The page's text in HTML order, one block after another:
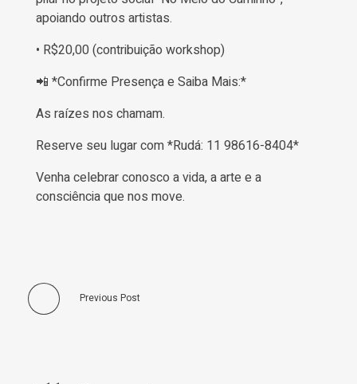
apoiando outros artistas.
• R$20,00 (contribuição workshop)
📲 *Confirme Presença e Saiba Mais:*
As raízes nos chamam.
Reserve seu lugar com *Rudá: 11 98616-8404*
Venha celebrar conosco a vida, a arte e a
consciência que nos move.
Previous Post